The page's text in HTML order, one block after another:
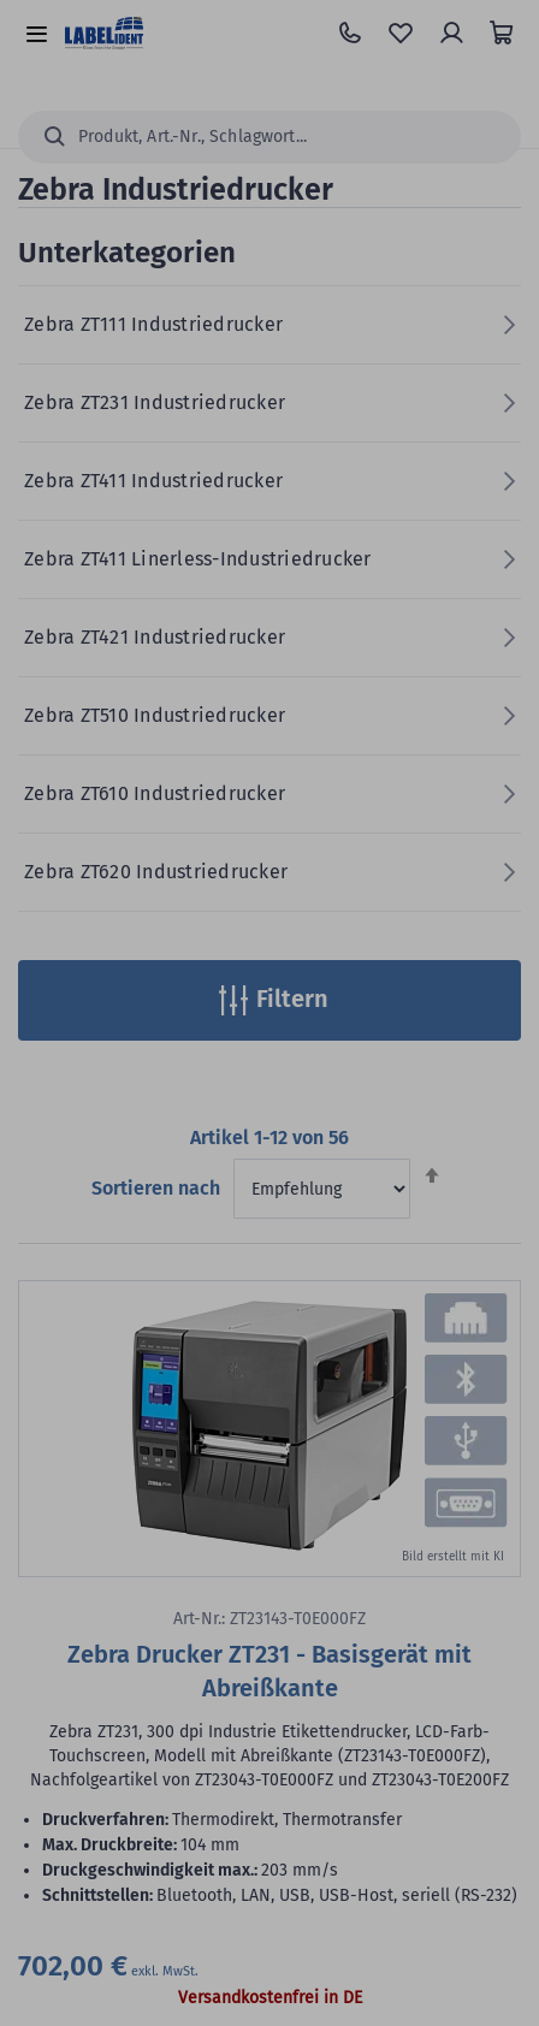
Hauptinhalt
springen
Alle
Suchen...
Zebra Industriedrucker
Unterkategorien
Zebra ZT111 Industriedrucker
Zebra ZT231 Industriedrucker
Zebra ZT411 Industriedrucker
Zebra ZT411 Linerless-Industriedrucker
Zebra ZT421 Industriedrucker
Zebra ZT510 Industriedrucker
Zebra ZT610 Industriedrucker
Zebra ZT620 Industriedrucker
Artikel 1-12 von 56
Sortieren nach
Bild erstellt mit KI
Art-Nr.: ZT23143-T0E000FZ
Zebra Drucker ZT231 - Basisgerät mit
Abreißkante
Zebra ZT231, 300 dpi Industrie Etikettendrucker, LCD-Farb-
Touchscreen, Modell mit Abreißkante (ZT23143-T0E000FZ),
Nachfolgeartikel von ZT23043-T0E000FZ und ZT23043-T0E200FZ
Druckverfahren:Thermodirekt, Thermotransfer
max. Druckbreite:104 mm
Druckgeschwindigkeit max.:203 mm/s
Schnittstellen: Bluetooth, LAN, USB, USB-Host, seriell (RS-232)
702,00 €
Versandkostenfrei in DE
Filtern